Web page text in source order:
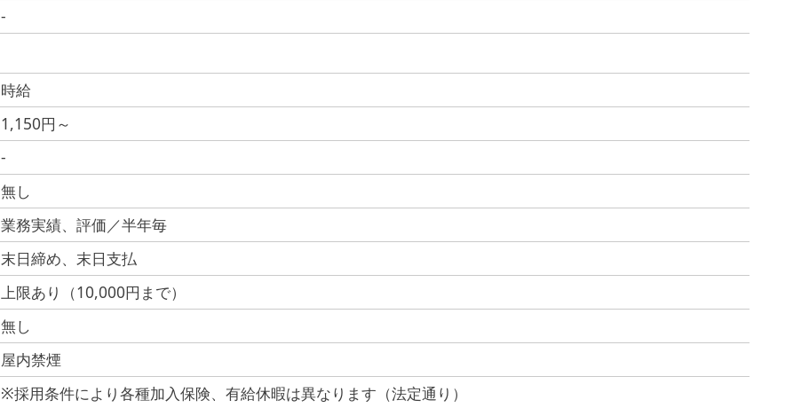
-
時給
1,150円～
-
無し
業務実績、評価／半年毎
末日締め、末日支払
上限あり（10,000円まで）
無し
屋内禁煙
※採用条件により各種加入保険、有給休暇は異なります（法定通り）